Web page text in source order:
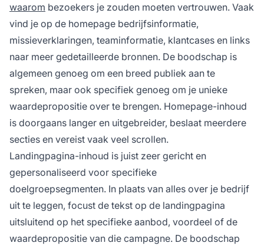
waarom bezoekers je zouden moeten vertrouwen. Vaak
vind je op de homepage bedrijfsinformatie,
missieverklaringen, teaminformatie, klantcases en links
naar meer gedetailleerde bronnen. De boodschap is
algemeen genoeg om een breed publiek aan te
spreken, maar ook specifiek genoeg om je unieke
waardepropositie over te brengen. Homepage-inhoud
is doorgaans langer en uitgebreider, beslaat meerdere
secties en vereist vaak veel scrollen.
Landingpagina-inhoud is juist zeer gericht en
gepersonaliseerd voor specifieke
doelgroepsegmenten. In plaats van alles over je bedrijf
uit te leggen, focust de tekst op de landingpagina
uitsluitend op het specifieke aanbod, voordeel of de
waardepropositie van die campagne. De boodschap